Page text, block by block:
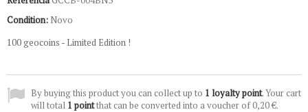
Condition: Novo
100 geocoins - Limited Edition !
By buying this product you can collect up to 1 loyalty point. Your cart
will total 1 pointthat can be converted into a voucher of0,20 €.